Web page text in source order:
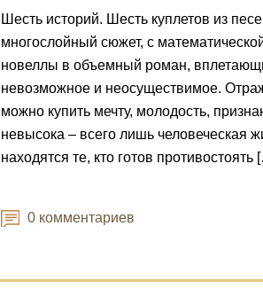
Шесть историй. Шесть куплетов из
многослойный сюжет, с
новеллы в объемный роман,
невозможное и неосуществимое.
можно купить мечту, молодость,
невысока – всего лишь человеческая
находятся те, кто готов противостоять
0 комментариев